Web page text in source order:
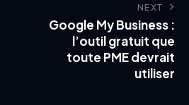
NEXT
Google My Business :
l’outil gratuit que
toute PME devrait
utiliser